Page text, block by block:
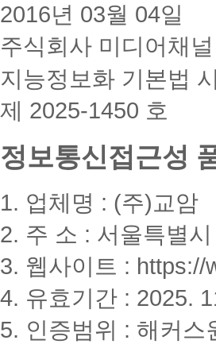
2016년 03월 04일
주식회사 미디어채
지능정보화 기본법
제 2025-1450 호
정보통신접근성
1. 업체명 : (주)교암
2. 주 소 : 서울특별
3. 웹사이트 : https://
4. 유효기간 : 2025.
5. 인증범위 : 해커스